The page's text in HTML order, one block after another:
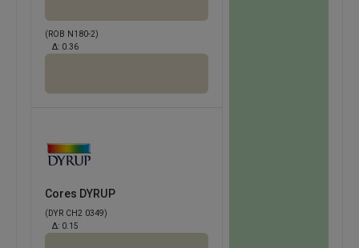
(ROB N180-2)
Δ: 0.36
Cores DYRUP
(DYR CH2 0349)
Δ: 0.15